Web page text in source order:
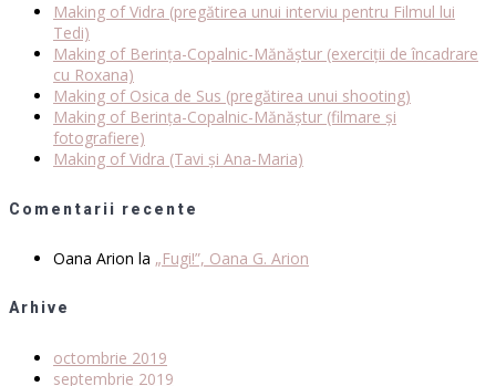
Making of Vidra (pregătirea unui interviu pentru Filmul lui
Tedi)
Making of Berința-Copalnic-Mănăștur (exerciții de încadrare
cu Roxana)
Making of Osica de Sus (pregătirea unui shooting)
Making of Berința-Copalnic-Mănăștur (filmare și
fotografiere)
Making of Vidra (Tavi și Ana-Maria)
Comentarii recente
Oana Arion la „Fugi!”, Oana G. Arion
Arhive
octombrie 2019
septembrie 2019